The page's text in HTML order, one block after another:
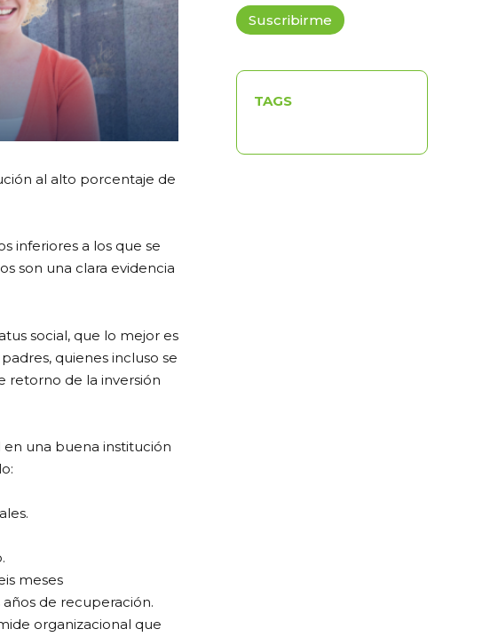
al alto porcentaje de
inferiores a los que se
son una clara evidencia
social, que lo mejor es
quienes incluso se
retorno de la inversión
una buena institución
meses
de recuperación.
organizacional que
TAGS